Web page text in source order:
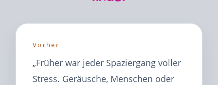
Vorher
„Früher war jeder Spaziergang voller
Stress. Geräusche, Menschen oder